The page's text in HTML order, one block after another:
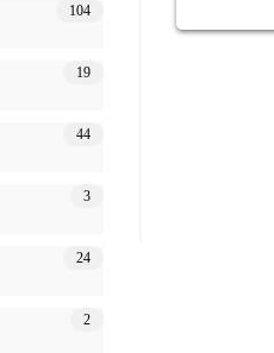
104
19
44
3
24
2